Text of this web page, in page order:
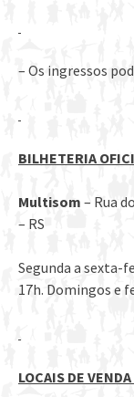
– Os ingressos
BILHETERIA
Multisom – Rua
– RS
Segunda a sexta-
17h. Domingos e
LOCAIS DE